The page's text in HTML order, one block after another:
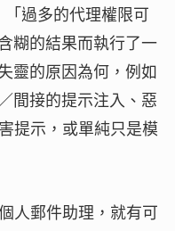
過多的代理權限可
糊的結果而執行了一
靈的原因為何，例如
間接的提示注入、惡
提示，或單純只是模
人郵件助理，就有可